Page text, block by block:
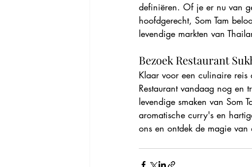
definiëren. Of je er nu van
hoofdgerecht, Som Tam
levendige markten van
Bezoek Restaurant
Klaar voor een culinaire reis
Restaurant vandaag nog en
levendige smaken van Som
aromatische curry's en
ons en ontdek de magie van